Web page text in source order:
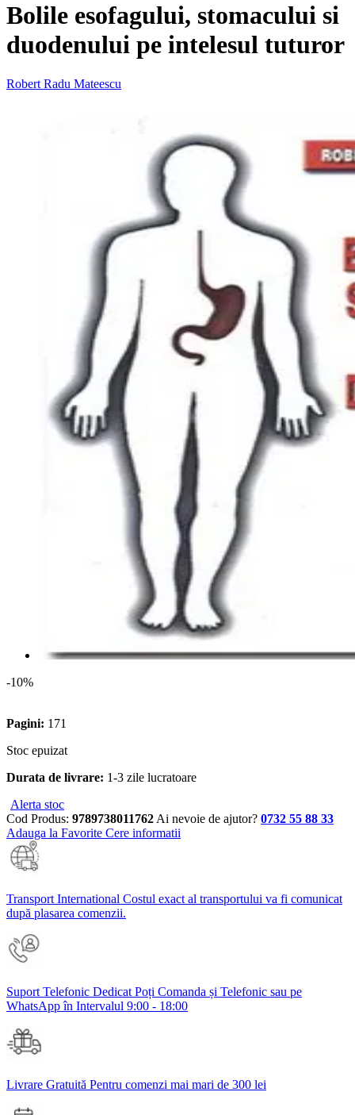
Bolile esofagului, stomacului si
duodenului pe intelesul tuturor
Robert Radu Mateescu
-10%
Pagini: 171
Stoc epuizat
Durata de livrare: 1-3 zile lucratoare
Alerta stoc
Cod Produs: 9789738011762 Ai nevoie de ajutor? 0732 55 88 33
Adauga la Favorite Cere informatii
Transport International Costul exact al transportului va fi comunicat
după plasarea comenzii.
Suport Telefonic Dedicat Poți Comanda și Telefonic sau pe
WhatsApp în Intervalul 9:00 - 18:00
Livrare Gratuită Pentru comenzi mai mari de 300 lei